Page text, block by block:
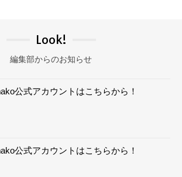
Look!
編集部からのお知らせ
公式アカウントはこちらから！
公式アカウントはこちらから！